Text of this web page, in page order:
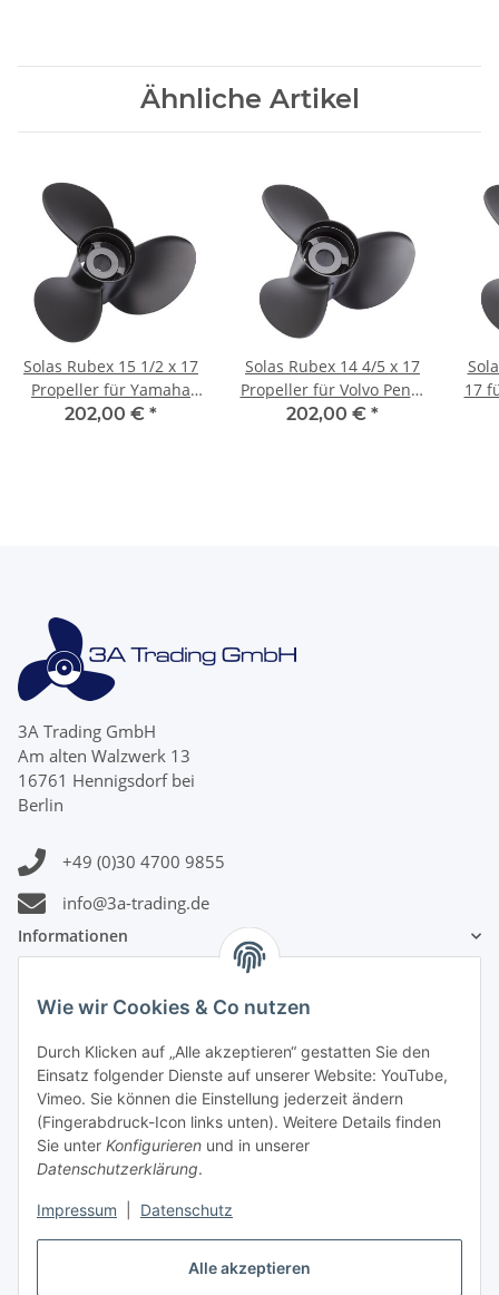
Alle akzeptieren
Wie wir Cookies & Co nutzen
Durch Klicken auf „Alle akzeptieren“ gestatten Sie den
Einsatz folgender Dienste auf unserer Website: YouTube,
Vimeo. Sie können die Einstellung jederzeit ändern
(Fingerabdruck-Icon links unten). Weitere Details finden
Sie unter Konfigurieren und in unserer
Datenschutzerklärung.
Impressum Datenschutz
Ähnliche Artikel
Solas Rubex 15 1/2 x 17
Propeller für Yamaha
150 175 200 225 250 300
202,00 € *
Solas Rubex 14 4/5 x 17
Propeller für Volvo Penta
SX 19 Zähne Aluminium
202,00 € *
17
3A Trading GmbH
Am alten Walzwerk 13
16761 Hennigsdorf bei
Berlin
+49 (0)30 4700 9855
info@3a-trading.de
Informationen
Gesetzliche Informationen
Zahlungsinformationen
Versandinformationen